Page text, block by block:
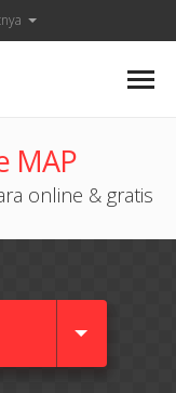
MAP
online & gratis